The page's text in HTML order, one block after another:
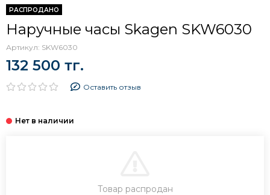
РАСПРОДАНО
Наручные часы Skagen SKW6030
Артикул: SKW6030
132 500 тг.
Оставить отзыв
Товар распродан